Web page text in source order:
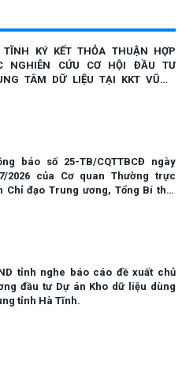
TĨNH KÝ KẾT THỎA THUẬN HỢP
NGHIÊN CỨU CƠ HỘI ĐẦU TƯ
TÂM DỮ LIỆU TẠI KKT VŨNG
báo số 25-TB/CQTTBCĐ ngày
2026 của Cơ quan Thường trực
Chỉ đạo Trung ương, Tổng Bí thư,
tỉnh nghe báo cáo đề xuất chủ
đầu tư Dự án Kho dữ liệu dùng
tỉnh Hà Tĩnh.